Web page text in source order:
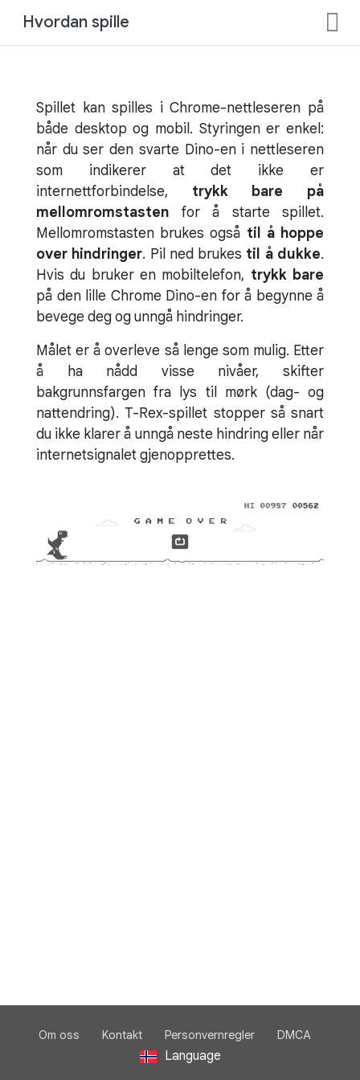
Hvordan spille
Spillet kan spilles i Chrome-nettleseren på
både desktop og mobil. Styringen er enkel:
når du ser den svarte Dino-en i nettleseren
som indikerer at det ikke er
internettforbindelse, trykk bare på
mellomromstasten for å starte spillet.
Mellomromstasten brukes også til å hoppe
over hindringer. Pil ned brukes til å dukke.
Hvis du bruker en mobiltelefon, trykk bare
på den lille Chrome Dino-en for å begynne å
bevege deg og unngå hindringer.
Målet er å overleve så lenge som mulig. Etter
å ha nådd visse nivåer, skifter
bakgrunnsfargen fra lys til mørk (dag- og
nattendring). T-Rex-spillet stopper så snart
du ikke klarer å unngå neste hindring eller når
internetsignalet gjenopprettes.
Om oss Kontakt Personvernregler DMCA
Language